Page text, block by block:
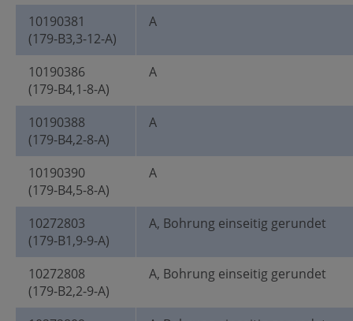
10190381
(179-B3,3-12-A)
A
10190386
(179-B4,1-8-A)
A
10190388
(179-B4,2-8-A)
A
10190390
(179-B4,5-8-A)
A
10272803
(179-B1,9-9-A)
A, Bohrung einseitig gerundet
10272808
(179-B2,2-9-A)
A, Bohrung einseitig gerundet